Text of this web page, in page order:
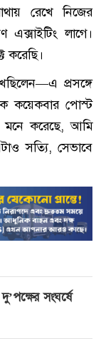
রেখে নিজের
এক্সাইটিং লাগে।
করেছি।
প্রসঙ্গে
কয়েকবার পোস্ট
মনে করেছে, আমি
সত্যি, সেভাবে
সংঘর্ষে